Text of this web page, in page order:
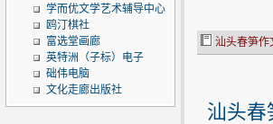
学而优文学艺术辅导中心
鸥汀棋社
富选堂画廊
英特洲（子标）电子
础伟电脑
文化走廊出版社
汕头春笋作
汕头春